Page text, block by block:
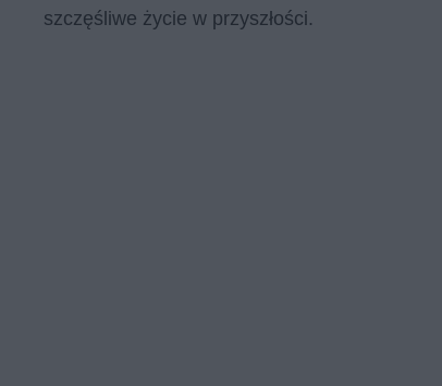
szczęśliwe życie w przyszłości.